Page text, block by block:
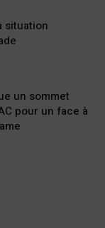
situation
un sommet
pour un face à